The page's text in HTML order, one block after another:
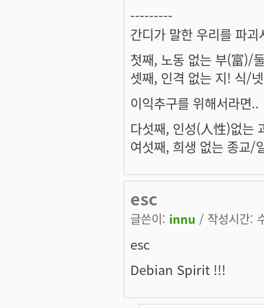
---------
간디가 말한 우리를 파
첫째, 노동 없는 부(富)/
셋째, 인격 없는 지! 식/
이익추구를 위해서라면..
다섯째, 인성(人性)없는
여섯째, 희생 없는 종교/
esc
글쓴이: innu / 작성시간:
esc
Debian Spirit !!!